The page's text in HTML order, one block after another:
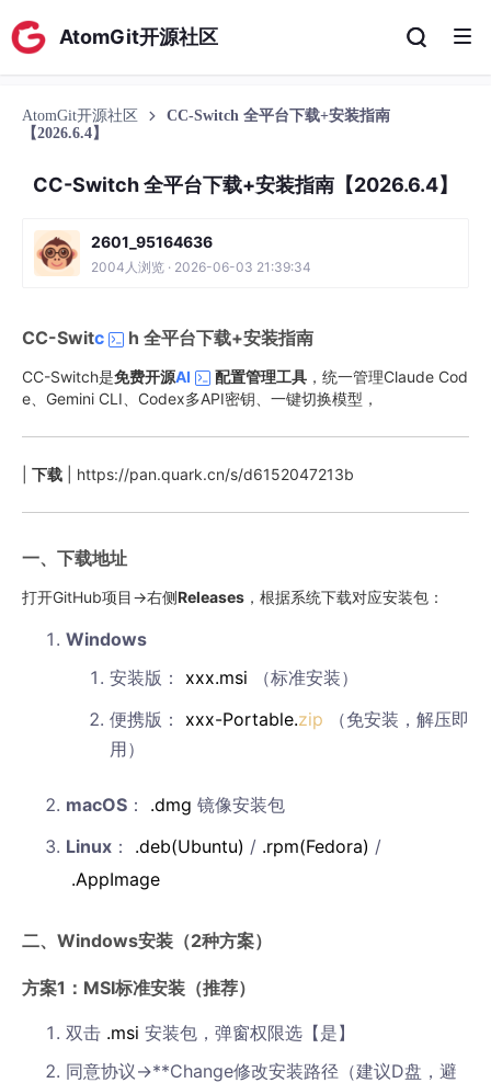
AtomGit开源社区
AtomGit开源社区
CC-Switch 全平台下载+安装指南
【2026.6.4】
CC-Switch 全平台下载+安装指南【2026.6.4】
2601_95164636
2004人浏览 · 2026-06-03 21:39:34
CC-Switc h 全平台下载+安装指南
CC-Switch是免费开源AI 配置管理工具 ，统一管理Claude Cod
e、Gemini CLI、Codex多API密钥、一键切换模型，
下载 | https://pan.quark.cn/s/d6152047213b
一、下载地址
打开GitHub项目→右侧Releases ，根据系统下载对应安装包：
Windows
安装版：
xxx.msi
（标准安装）
便携版：
xxx-Portable.zip
（免安装，解压即
用）
macOS ： .dmg 镜像安装包
Linux ： .deb(Ubuntu) / .rpm(Fedora) /
.AppImage
二、Windows安装（2种方案）
方案1：MSI标准安装（推荐）
双击 .msi 安装包，弹窗权限选【是】
同意协议→**Change修改安装路径（建议D盘，避